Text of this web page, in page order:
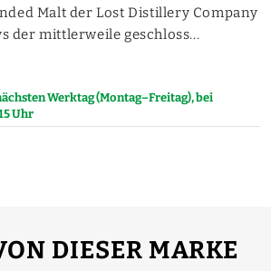
Malt der Lost Distillery Company
der mittlerweile geschloss...
Werktag (Montag–Freitag), bei
Uhr
DIESER MARKE